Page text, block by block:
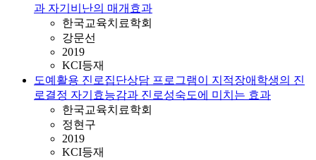
과 자기비난의 매개효과
한국교육치료학회
강문선
2019
KCI등재
도예활용 진로집단상담 프로그램이 지적장애학생의 진
로결정 자기효능감과 진로성숙도에 미치는 효과
한국교육치료학회
정현구
2019
KCI등재